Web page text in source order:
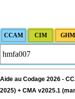
Aide au Codage 2026 -
2025) + CMA v2025.1